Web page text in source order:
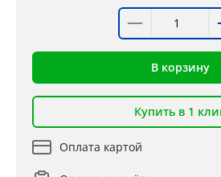
В корзину
Купить в 1
Оплата картой